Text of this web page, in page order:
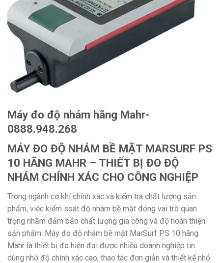
Máy đo độ nhám hãng Mahr-
0888.948.268
MÁY ĐO ĐỘ NHÁM BỀ MẶT MARSURF PS
10 HÃNG MAHR – THIẾT BỊ ĐO ĐỘ
NHÁM CHÍNH XÁC CHO CÔNG NGHIỆP
Trong ngành cơ khí chính xác và kiểm tra chất lượng sản
phẩm, việc kiểm soát độ nhám bề mặt đóng vai trò quan
trọng nhằm đảm bảo chất lượng gia công và độ hoàn thiện
sản phẩm. Máy đo độ nhám bề mặt MarSurf PS 10 hãng
Mahr là thiết bị đo hiện đại được nhiều doanh nghiệp tin
dùng nhờ độ chính xác cao, thao tác đơn giản và thiết kế nhỏ